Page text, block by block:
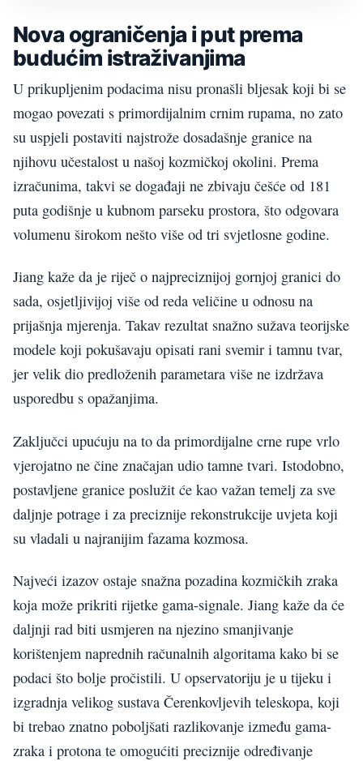
Nova ograničenja i put prema
budućim istraživanjima
U prikupljenim podacima nisu pronašli bljesak koji bi se
mogao povezati s primordijalnim crnim rupama, no zato
su uspjeli postaviti najstrože dosadašnje granice na
njihovu učestalost u našoj kozmičkoj okolini. Prema
izračunima, takvi se događaji ne zbivaju češće od 181
puta godišnje u kubnom parseku prostora, što odgovara
volumenu širokom nešto više od tri svjetlosne godine.
Jiang kaže da je riječ o najpreciznijoj gornjoj granici do
sada, osjetljivijoj više od reda veličine u odnosu na
prijašnja mjerenja. Takav rezultat snažno sužava teorijske
modele koji pokušavaju opisati rani svemir i tamnu tvar,
jer velik dio predloženih parametara više ne izdržava
usporedbu s opažanjima.
Zaključci upućuju na to da primordijalne crne rupe vrlo
vjerojatno ne čine značajan udio tamne tvari. Istodobno,
postavljene granice poslužit će kao važan temelj za sve
daljnje potrage i za preciznije rekonstrukcije uvjeta koji
su vladali u najranijim fazama kozmosa.
Najveći izazov ostaje snažna pozadina kozmičkih zraka
koja može prikriti rijetke gama-signale. Jiang kaže da će
daljnji rad biti usmjeren na njezino smanjivanje
korištenjem naprednih računalnih algoritama kako bi se
podaci što bolje pročistili. U opservatoriju je u tijeku i
izgradnja velikog sustava Čerenkovljevih teleskopa, koji
bi trebao znatno poboljšati razlikovanje između gama-
zraka i protona te omogućiti preciznije određivanje